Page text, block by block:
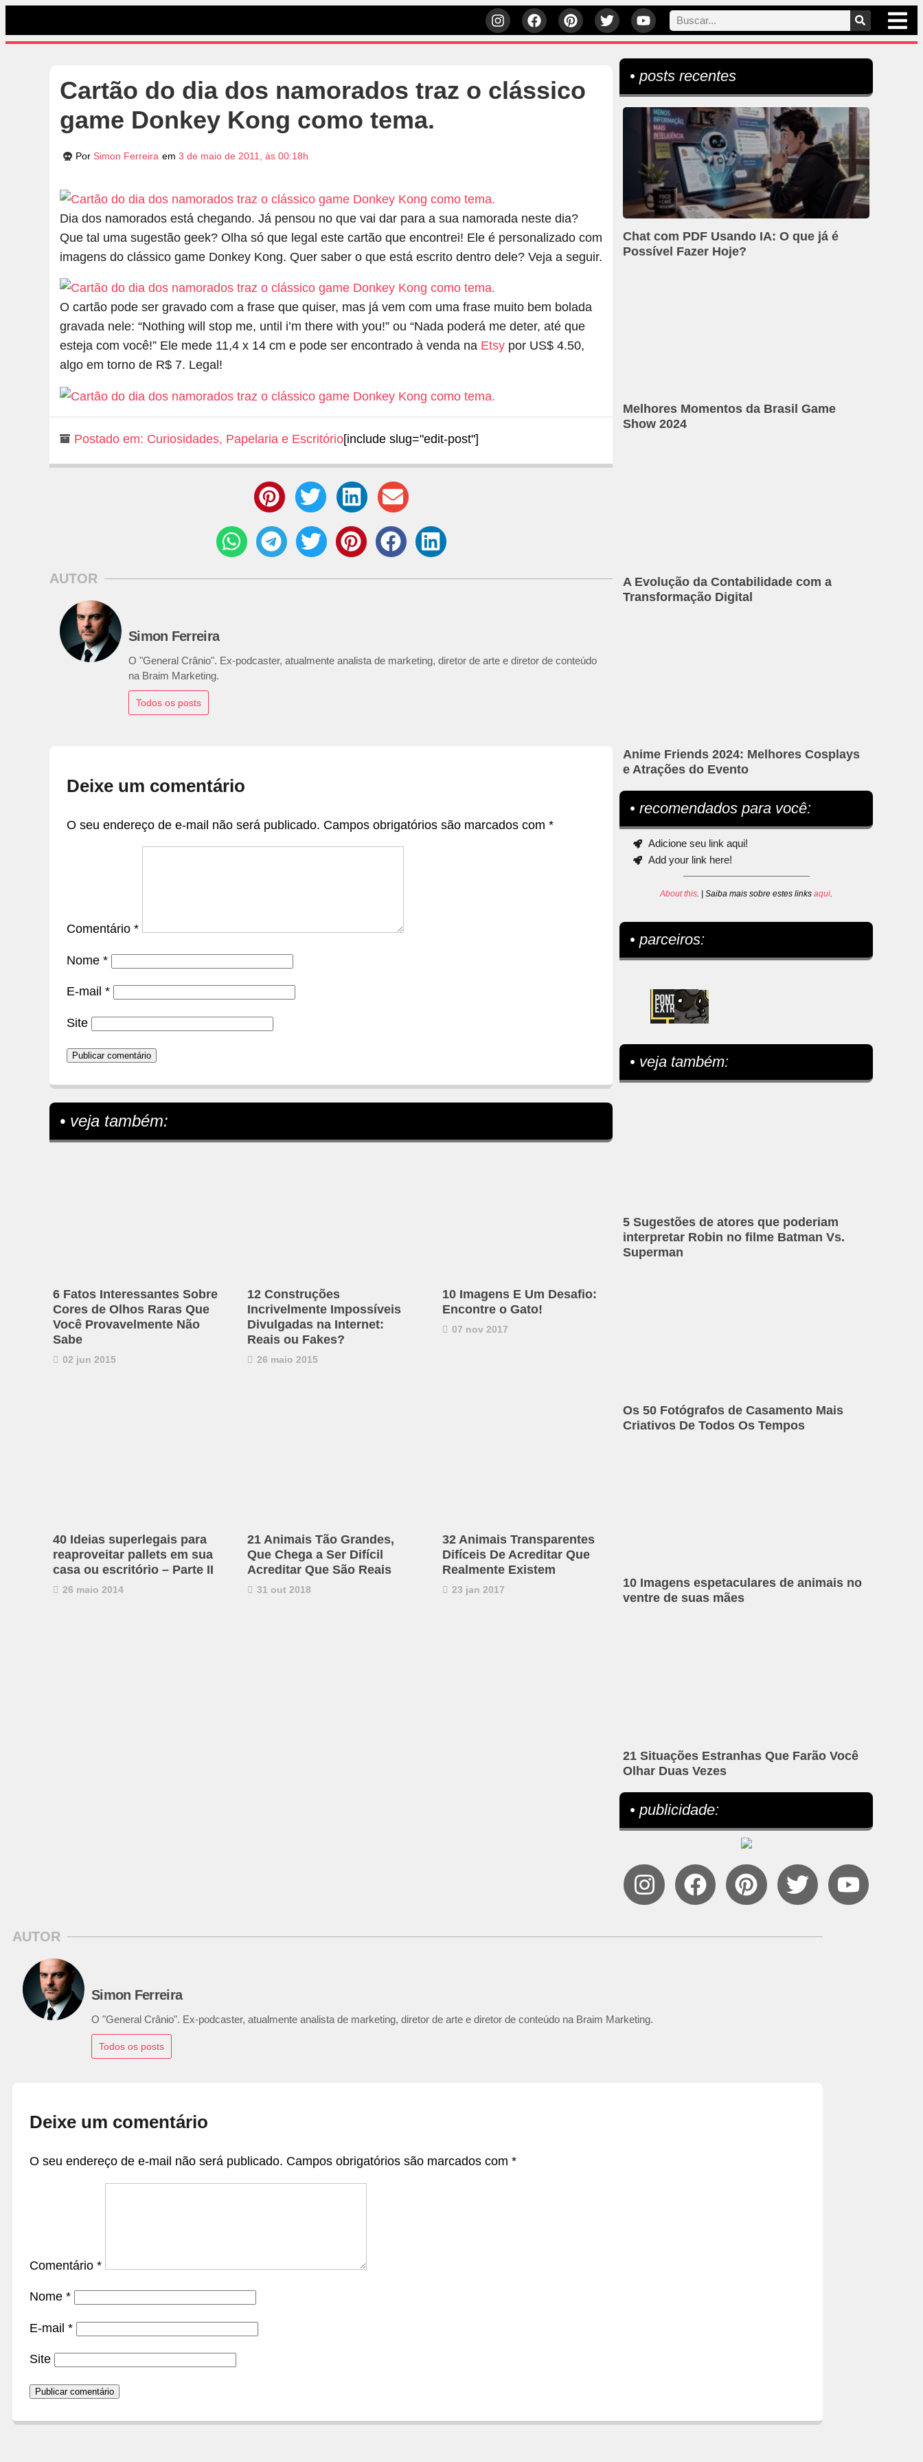
Cartão do dia dos namorados traz o clássico
game Donkey Kong como tema.
Por Simon Ferreira em 3 de maio de 2011, às 00:18h
Dia dos namorados está chegando. Já pensou no que vai dar para a sua namorada neste dia?
Que tal uma sugestão geek? Olha só que legal este cartão que encontrei! Ele é personalizado com
imagens do clássico game Donkey Kong. Quer saber o que está escrito dentro dele? Veja a seguir.
O cartão pode ser gravado com a frase que quiser, mas já vem com uma frase muito bem bolada
gravada nele: “Nothing will stop me, until i’m there with you!” ou “Nada poderá me deter, até que
esteja com você!” Ele mede 11,4 x 14 cm e pode ser encontrado à venda na Etsy por US$ 4.50,
algo em torno de R$ 7. Legal!
Postado em: Curiosidades, Papelaria e Escritório[include slug="edit-post"]
AUTOR
Simon Ferreira
O "General Crânio". Ex-podcaster, atualmente analista de marketing, diretor de arte e diretor de conteúdo
na Braim Marketing.
Todos os posts
Deixe um comentário
O seu endereço de e-mail não será publicado. Campos obrigatórios são marcados com *
Comentário *
Nome *
E-mail *
Site
• veja também:
6 Fatos Interessantes Sobre
Cores de Olhos Raras Que
Você Provavelmente Não
Sabe
02 jun 2015
12 Construções
Incrivelmente Impossíveis
Divulgadas na Internet:
Reais ou Fakes?
26 maio 2015
10 Imagens E Um Desafio:
Encontre o Gato!
07 nov 2017
40 Ideias superlegais para
reaproveitar pallets em sua
casa ou escritório – Parte II
26 maio 2014
21 Animais Tão Grandes,
Que Chega a Ser Difícil
Acreditar Que São Reais
31 out 2018
32 Animais Transparentes
Difíceis De Acreditar Que
Realmente Existem
23 jan 2017
• posts recentes
Chat com PDF Usando IA: O que já é
Possível Fazer Hoje?
Melhores Momentos da Brasil Game
Show 2024
A Evolução da Contabilidade com a
Transformação Digital
Anime Friends 2024: Melhores Cosplays
e Atrações do Evento
• recomendados para você:
Adicione seu link aqui!
Add your link here!
About this. | Saiba mais sobre estes linksaqui.
• parceiros:
• veja também:
5 Sugestões de atores que poderiam
interpretar Robin no filme Batman Vs.
Superman
Os 50 Fotógrafos de Casamento Mais
Criativos De Todos Os Tempos
10 Imagens espetaculares de animais no
ventre de suas mães
21 Situações Estranhas Que Farão Você
Olhar Duas Vezes
• publicidade:
AUTOR
Simon Ferreira
O "General Crânio". Ex-podcaster, atualmente analista de marketing, diretor de arte e diretor de conteúdo na Braim Marketing.
Todos os posts
Deixe um comentário
O seu endereço de e-mail não será publicado. Campos obrigatórios são marcados com *
Comentário *
Nome *
E-mail *
Site